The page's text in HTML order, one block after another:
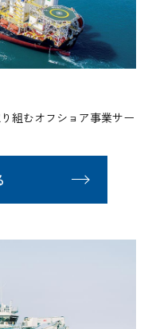
組むオフショア事業サー